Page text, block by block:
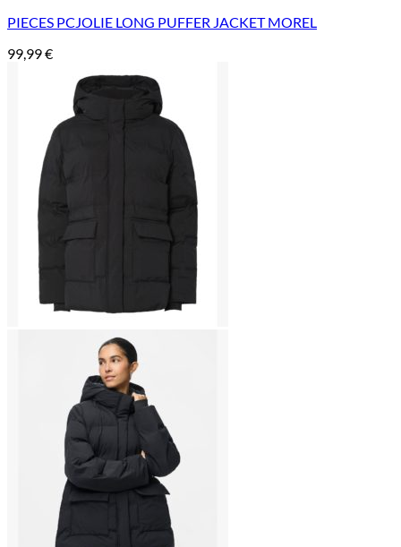
PIECES PCJOLIE LONG PUFFER JACKET MOREL
99,99€